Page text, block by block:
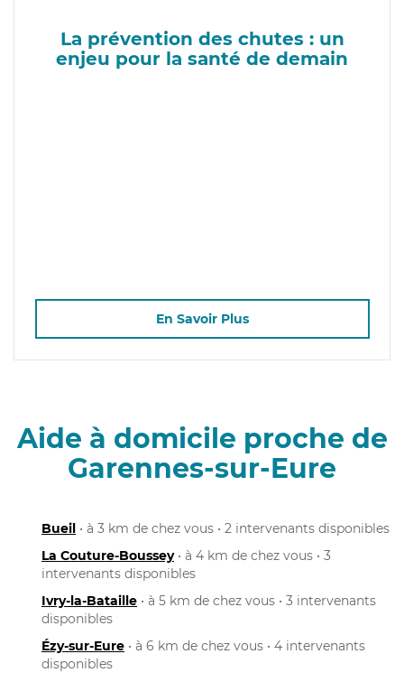
La prévention des chutes : un
enjeu pour la santé de demain
En Savoir Plus
Aide à domicile proche de
Garennes-sur-Eure
Bueil • à 3 km de chez vous • 2 intervenants disponibles
La Couture-Boussey• à 4 km de chez vous • 3
intervenants disponibles
Ivry-la-Bataille • à 5 km de chez vous • 3 intervenants
disponibles
Ézy-sur-Eure • à 6 km de chez vous • 4 intervenants
disponibles